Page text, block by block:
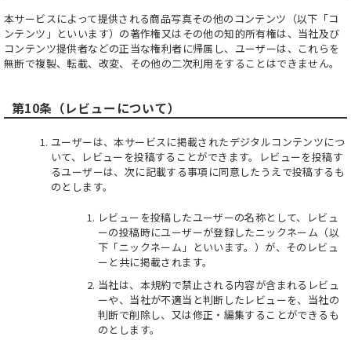
本サービスによって提供される商品写真その他のコンテンツ（以下「コ
ンテンツ」といいます）の著作権又はその他の知的所有権は、当社及び
コンテンツ提供者などの正当な権利者に帰属し、ユーザーは、これらを
無断で複製、転載、改変、その他の二次利用をすることはできません。
第10条（レビューについて）
ユーザーは、本サービスに掲載されたデジタルコンテンツにつ
いて、レビューを投稿することができます。レビューを投稿す
るユーザーは、次に記載する事項に同意したうえで投稿するも
のとします。
レビューを投稿したユーザーの名称として、レビュ
ーの投稿時にユーザーが登録したニックネーム（以
下「ニックネーム」といいます。）が、そのレビュ
ーと共に掲載されます。
当社は、本規約で禁止される内容が含まれるレビュ
ーや、当社が不適当と判断したレビューを、当社の
判断で削除し、又は修正・編集することができるも
のとします。